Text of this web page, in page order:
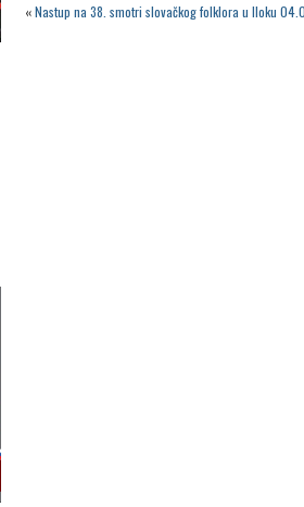
«Nastup na 38. smotri slovačkog folklora u Iloku